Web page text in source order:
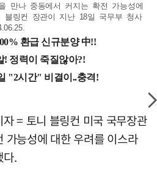
만나 중동에서 커지는 확전 가능성에
블링컨 장관이 지난 18일 국무부 청사
= 토니 블링컨 미국 국무장관
가능성에 대한 우려를 이스라
다.